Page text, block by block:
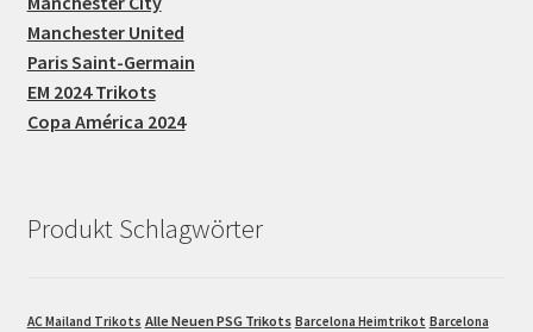
Manchester United
Paris Saint-Germain
EM 2024 Trikots
Copa América 2024
Produkt Schlagwörter
AC Mailand Trikots Alle Neuen PSG Trikots Barcelona Heimtrikot Barcelona